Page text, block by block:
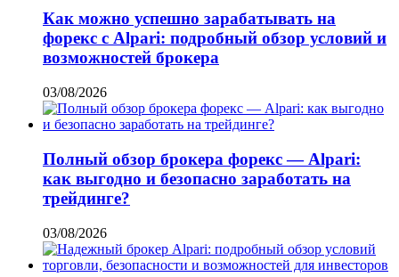
Как можно успешно зарабатывать на
форекс с Alpari: подробный обзор условий и
возможностей брокера
03/08/2026
Полный обзор брокера форекс — Alpari:
как выгодно и безопасно заработать на
трейдинге?
03/08/2026